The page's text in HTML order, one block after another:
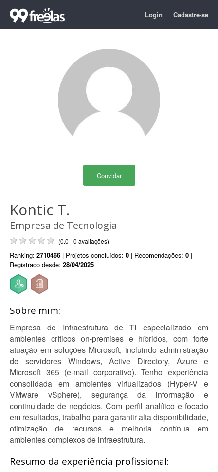
Login Cadastre-se
Convidar
Kontic T.
Empresa de Tecnologia
(0.0 - 0 avaliações)
Ranking: 2710466 | Projetos concluídos: 0 | Recomendações: 0 |
Registrado desde: 28/04/2025
Sobre mim:
Empresa de Infraestrutura de TI especializado em
ambientes críticos on-premises e híbridos, com forte
atuação em soluções Microsoft, incluindo administração
de servidores Windows, Active Directory, Azure e
Microsoft 365 (e-mail corporativo). Tenho experiência
consolidada em ambientes virtualizados (Hyper-V e
VMware vSphere), segurança da informação e
continuidade de negócios. Com perfil analítico e focado
em resultados, trabalho para garantir alta disponibilidade,
otimização de recursos e melhoria contínua em
ambientes complexos de infraestrutura.
Resumo da experiência profissional: